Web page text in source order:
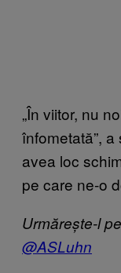
„În viitor, nu
înfometată”,
avea loc
pe care ne-o
Urmărește-l
@ASLuhn